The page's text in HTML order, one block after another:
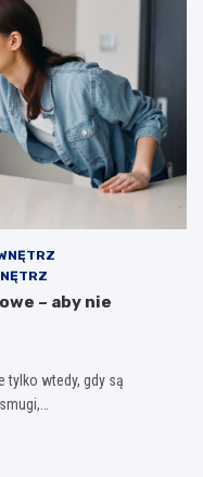
– aby nie
tylko wtedy, gdy są